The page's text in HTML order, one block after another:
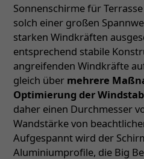
Sonnenschirme für
solch einer großen
starken Windkräften
entsprechend stabile
angreifenden Windkräfte
gleich über mehrere
Optimierung der
daher einen Durchmesser
Wandstärke von
Aufgespannt wird der
Aluminiumprofile, die Big